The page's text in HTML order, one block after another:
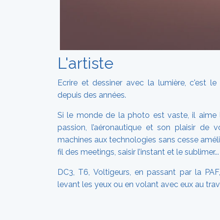
L'artiste
Ecrire et dessiner avec la lumière, c'est
depuis des années.
Si le monde de la photo est vaste, il aime
passion, l’aéronautique et son plaisir de
machines aux technologies sans cesse
fil des meetings, saisir l’instant et le sublimer...
DC3, T6, Voltigeurs, en passant par la
levant les yeux ou en volant avec eux au